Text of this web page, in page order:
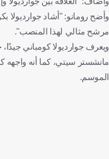
وأضح رومانو: "أشاد
مرشح مثالي لهذا المنصب".
ويعرف جوارديولا كومباني
مانشستر سيتي، كما أنه واجهه
الموسم.